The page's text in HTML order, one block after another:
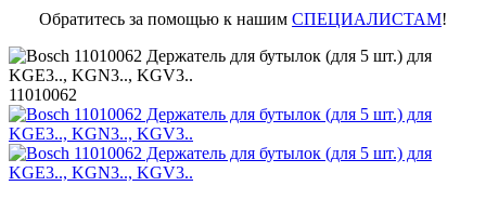
Обратитесь за помощью к нашим СПЕЦИАЛИСТАМ!
11010062